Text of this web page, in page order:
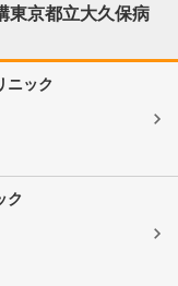
東京都立大久保病
ニック
ク